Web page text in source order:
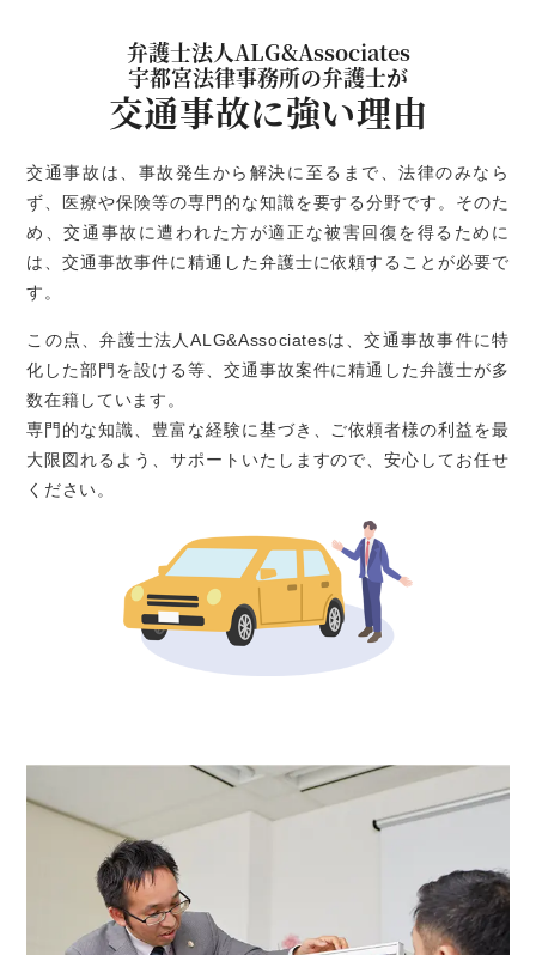
弁護士法人ALG&Associates
宇都宮法律事務所の弁護士が
交通事故に強い理由
交通事故は、事故発生から解決に至るまで、法律のみなら
ず、医療や保険等の専門的な知識を要する分野です。そのた
め、交通事故に遭われた方が適正な被害回復を得るために
は、交通事故事件に精通した弁護士に依頼することが必要で
す。
この点、弁護士法人ALG&Associatesは、交通事故事件に特
化した部門を設ける等、交通事故案件に精通した弁護士が多
数在籍しています。
専門的な知識、豊富な経験に基づき、ご依頼者様の利益を最
大限図れるよう、サポートいたしますので、安心してお任せ
ください。